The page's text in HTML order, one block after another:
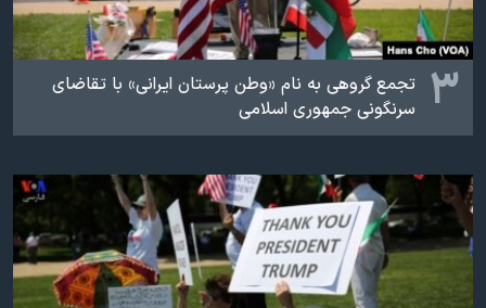
۳ تجمع گروهی به نام «وطن پرستان ایرانی» با تقاضای
سرنگونی جمهوری اسلامی